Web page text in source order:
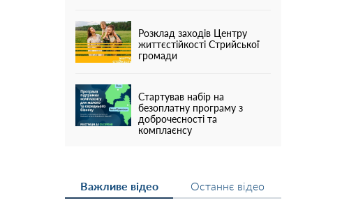
Розклад заходів Центру
життєстійкості Стрийської
громади
Стартував набір на
безоплатну програму з
доброчесності та
комплаєнсу
Важливе відео Останнє відео